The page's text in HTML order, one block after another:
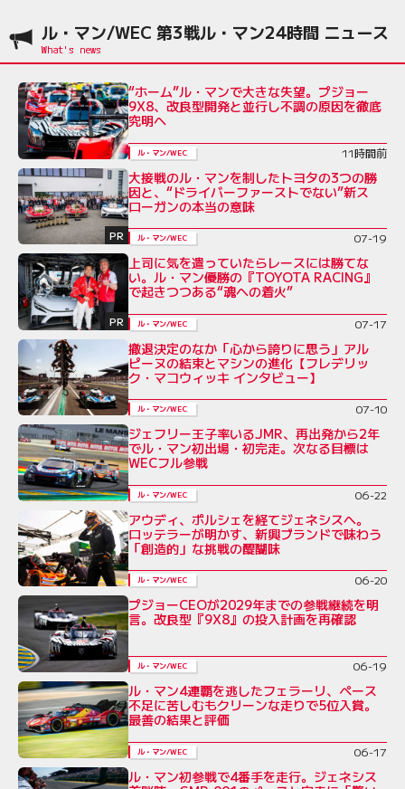
ル・マン/WEC 第3戦ル・マン24時間 ニュース
“ホーム”ル・マンで大きな失望。プジョー
9X8、改良型開発と並行し不調の原因を徹底
究明へ
ル・マン/WEC 11時間前
PR
大接戦のル・マンを制したトヨタの3つの勝
因と、“ドライバーファーストでない”新ス
ローガンの本当の意味
ル・マン/WEC 07-19
PR
上司に気を遣っていたらレースには勝てな
い。ル・マン優勝の『TOYOTA RACING』
で起きつつある“魂への着火”
ル・マン/WEC 07-17
撤退決定のなか「心から誇りに思う」アル
ピーヌの結束とマシンの進化【フレデリッ
ク・マコウィッキ インタビュー】
ル・マン/WEC 07-10
ジェフリー王子率いるJMR、再出発から2年
でル・マン初出場・初完走。次なる目標は
WECフル参戦
ル・マン/WEC 06-22
アウディ、ポルシェを経てジェネシスへ。
ロッテラーが明かす、新興ブランドで味わう
「創造的」な挑戦の醍醐味
ル・マン/WEC 06-20
プジョーCEOが2029年までの参戦継続を明
言。改良型『9X8』の投入計画を再確認
ル・マン/WEC 06-19
ル・マン4連覇を逃したフェラーリ、ペース
不足に苦しむもクリーンな走りで5位入賞。
最善の結果と評価
ル・マン/WEC 06-17
ル・マン初参戦で4番手を走行。ジェネシス